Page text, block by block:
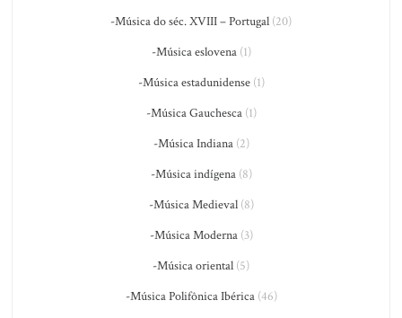
-Música do séc. XVIII – Portugal (20)
-Música eslovena(1)
-Música estadunidense(1)
-Música Gauchesca(1)
-Música Indiana(2)
-Música indígena(8)
-Música Medieval(8)
-Música Moderna(3)
-Música oriental (5)
-Música Polifônica Ibérica(46)